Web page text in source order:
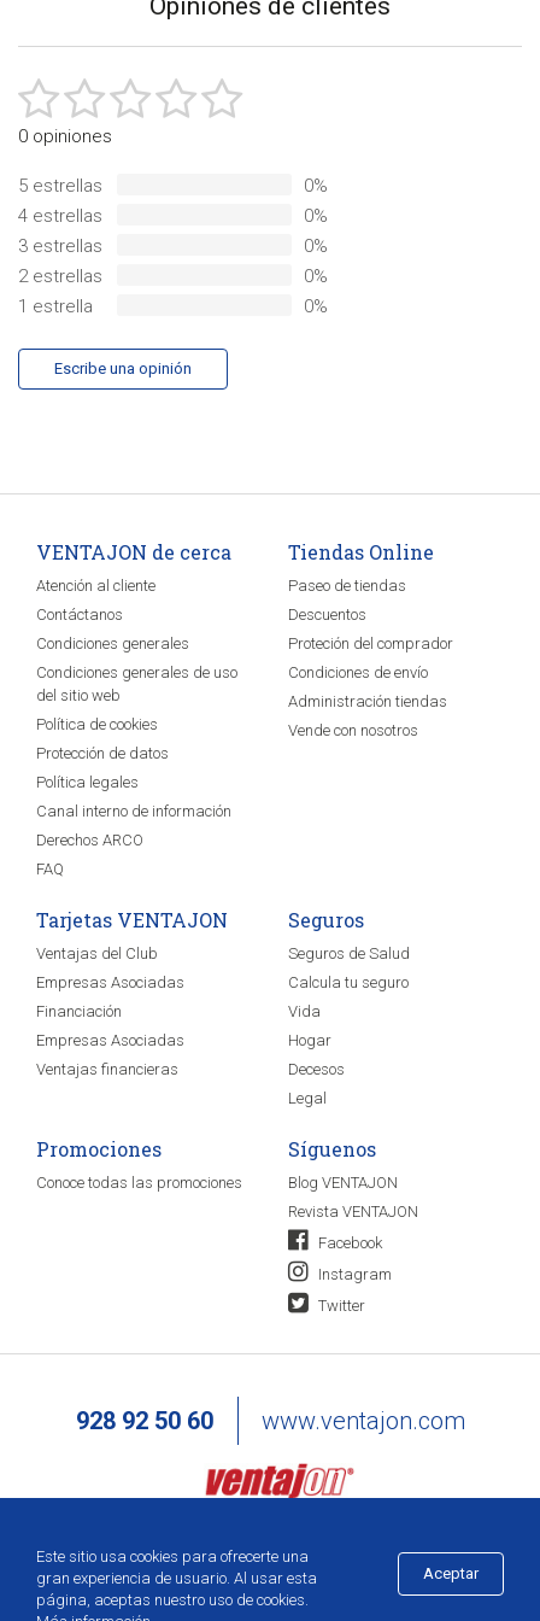
Este sitio usa cookies para ofrecerte una
gran experiencia de usuario. Al usar esta
página, aceptas nuestro uso de cookies.
Aceptar
producto
Opiniones de clientes
0 opiniones
5 estrellas
0%
4 estrellas
0%
3 estrellas
0%
2 estrellas
0%
1 estrella
0%
Escribe una opinión
VENTAJON de cerca
Atención al cliente
Contáctanos
Condiciones generales
Condiciones generales de uso
del sitio web
Política de cookies
Protección de datos
Política legales
Canal interno de información
Derechos ARCO
FAQ
Tiendas Online
Paseo de tiendas
Descuentos
Proteción del comprador
Condiciones de envío
Administración tiendas
Vende con nosotros
Tarjetas VENTAJON
Ventajas del Club
Empresas Asociadas
Financiación
Empresas Asociadas
Ventajas financieras
Seguros
Seguros de Salud
Calcula tu seguro
Vida
Hogar
Decesos
Legal
Promociones
Conoce todas las promociones
Síguenos
Blog VENTAJON
Revista VENTAJON
Facebook
Instagram
Twitter
928 92 50 60 www.ventajon.com